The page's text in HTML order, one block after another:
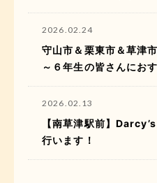
2026.02.24
守山市＆栗東市＆草津
～６年生の皆さんにお
2026.02.13
【南草津駅前】
行います！